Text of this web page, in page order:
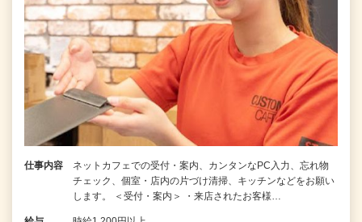
仕事内容
ネットカフェでの受付・案内、カンタンなPC入力、忘れ物
チェック、個室・店内の片づけ清掃、キッチンなどをお願い
します。 ＜受付・案内＞ ・来店されたお客様…